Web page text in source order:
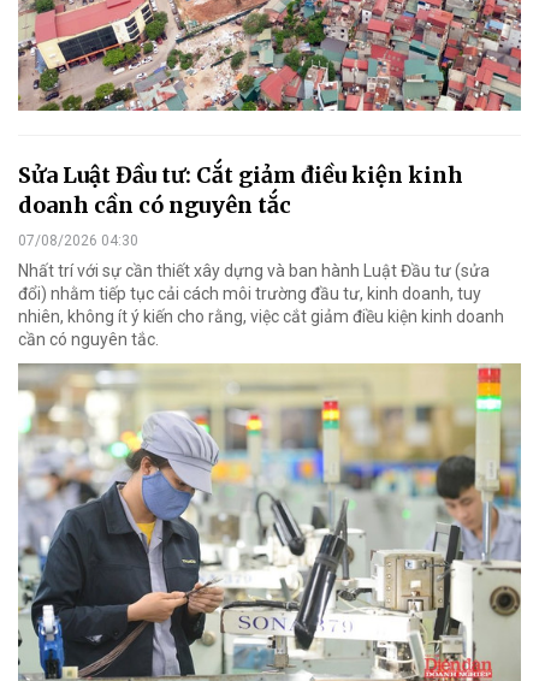
Sửa Luật Đầu tư: Cắt giảm điều kiện kinh
doanh cần có nguyên tắc
07/08/2026 04:30
Nhất trí với sự cần thiết xây dựng và ban hành Luật Đầu tư (sửa
đổi) nhằm tiếp tục cải cách môi trường đầu tư, kinh doanh, tuy
nhiên, không ít ý kiến cho rằng, việc cắt giảm điều kiện kinh doanh
cần có nguyên tắc.